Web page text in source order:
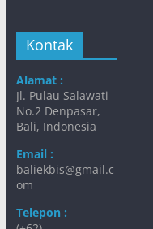
Kontak
Alamat :
Jl. Pulau Salawati
No.2 Denpasar,
Bali, Indonesia
Email :
baliekbis@gmail.c
om
Telepon :